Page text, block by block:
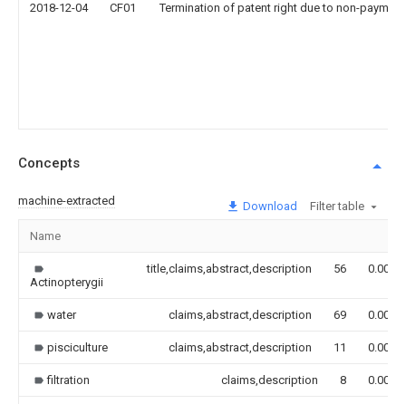
2018-12-04 CF01 Termination of patent right due to non-
Concepts
machine-extracted Download Filter table
Name
Actinopterygii
title,claims,abstract,description 56 0.000
water claims,abstract,description 69 0.000
pisciculture claims,abstract,description 11 0.000
filtration claims,description 8 0.000